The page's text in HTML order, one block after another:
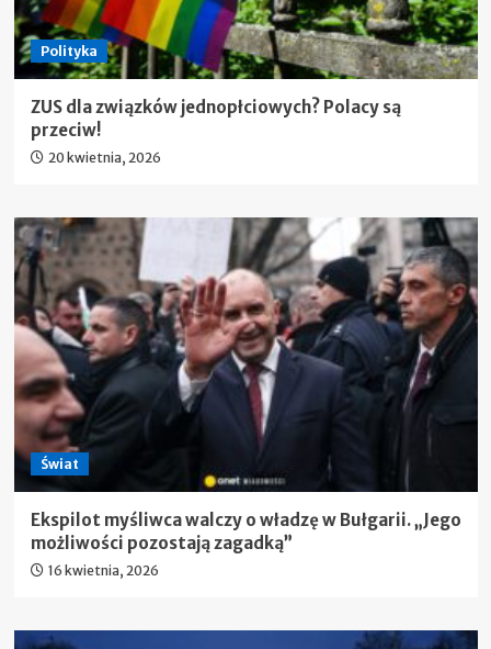
Polityka
ZUS dla związków jednopłciowych? Polacy są
przeciw!
20 kwietnia, 2026
Świat
Ekspilot myśliwca walczy o władzę w Bułgarii. „Jego
możliwości pozostają zagadką”
16 kwietnia, 2026